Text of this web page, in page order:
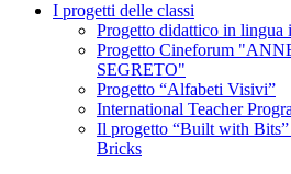
I progetti delle classi
Progetto didattico in lingua
Progetto Cineforum
SEGRETO"
Progetto “Alfabeti Visivi”
International Teacher
Il progetto “Built with
Bricks